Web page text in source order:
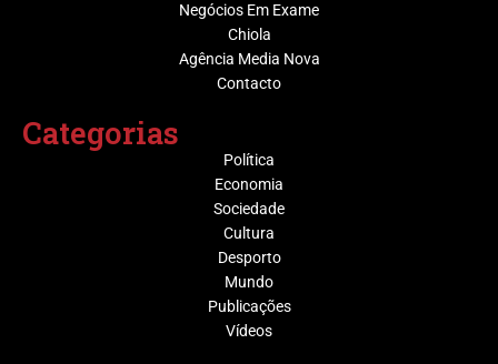
Negócios Em Exame
Chiola
Agência Media Nova
Contacto
Categorias
Política
Economia
Sociedade
Cultura
Desporto
Mundo
Publicações
Vídeos